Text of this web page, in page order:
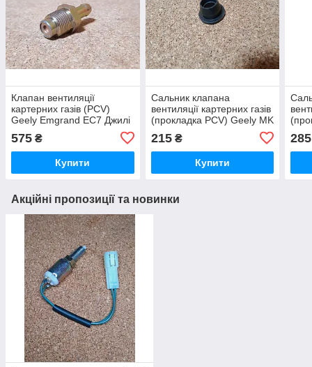
Клапан вентиляції
картерних газів (PCV)
Geely Emgrand EC7 Джилі
Емгранд ЄС7
575 ₴
Купити
Сальник клапана
вентиляції картерних газів
(прокладка PCV) Geely MK
/ MK New Джили Джилі МК
Geely MK Cross (MK-2)
215₴
Купити
285
Акційні пропозиції та новинки